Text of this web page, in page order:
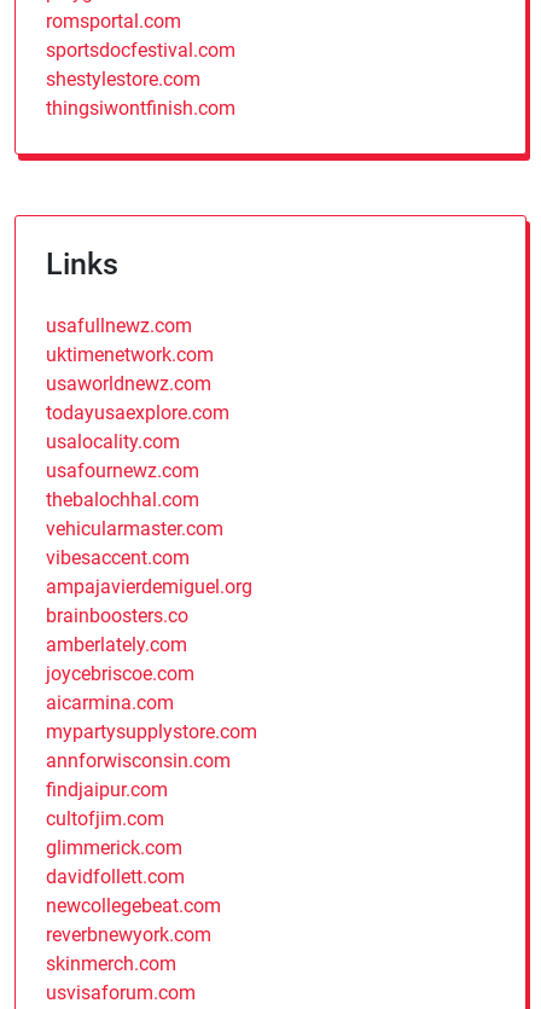
romsportal.com
sportsdocfestival.com
shestylestore.com
thingsiwontfinish.com
Links
usafullnewz.com
uktimenetwork.com
usaworldnewz.com
todayusaexplore.com
usalocality.com
usafournewz.com
thebalochhal.com
vehicularmaster.com
vibesaccent.com
ampajavierdemiguel.org
brainboosters.co
amberlately.com
joycebriscoe.com
aicarmina.com
mypartysupplystore.com
annforwisconsin.com
findjaipur.com
cultofjim.com
glimmerick.com
davidfollett.com
newcollegebeat.com
reverbnewyork.com
skinmerch.com
usvisaforum.com